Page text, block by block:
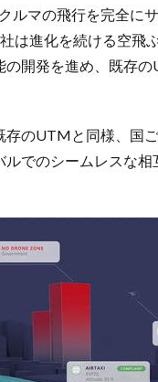
ルマの飛行を完全に
は進化を続ける空飛
の開発を進め、既存
存のUTMと同様、国
でのシームレスな